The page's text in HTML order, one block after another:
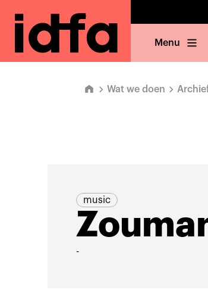
Menu
Wat we doen
music
-